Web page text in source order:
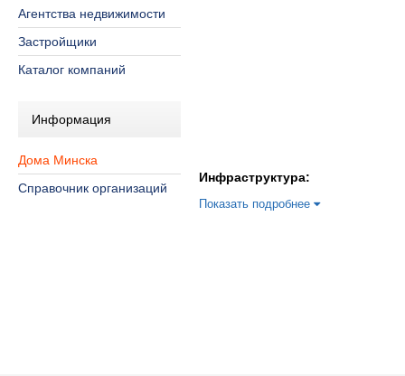
Агентства недвижимости
Застройщики
Каталог компаний
Информация
Дома Минска
Справочник организаций
Инфраструктура:
Показать подробнее